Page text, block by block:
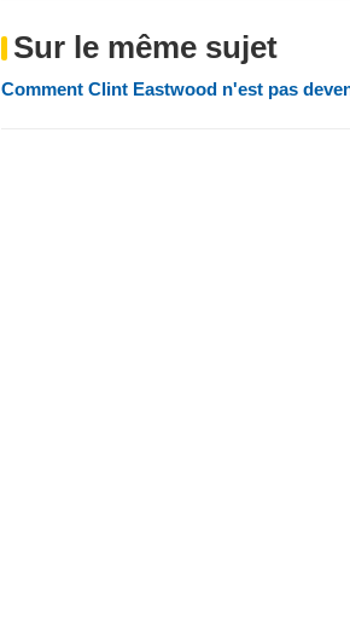
Sur le même sujet
Comment Clint Eastwood n'est pas